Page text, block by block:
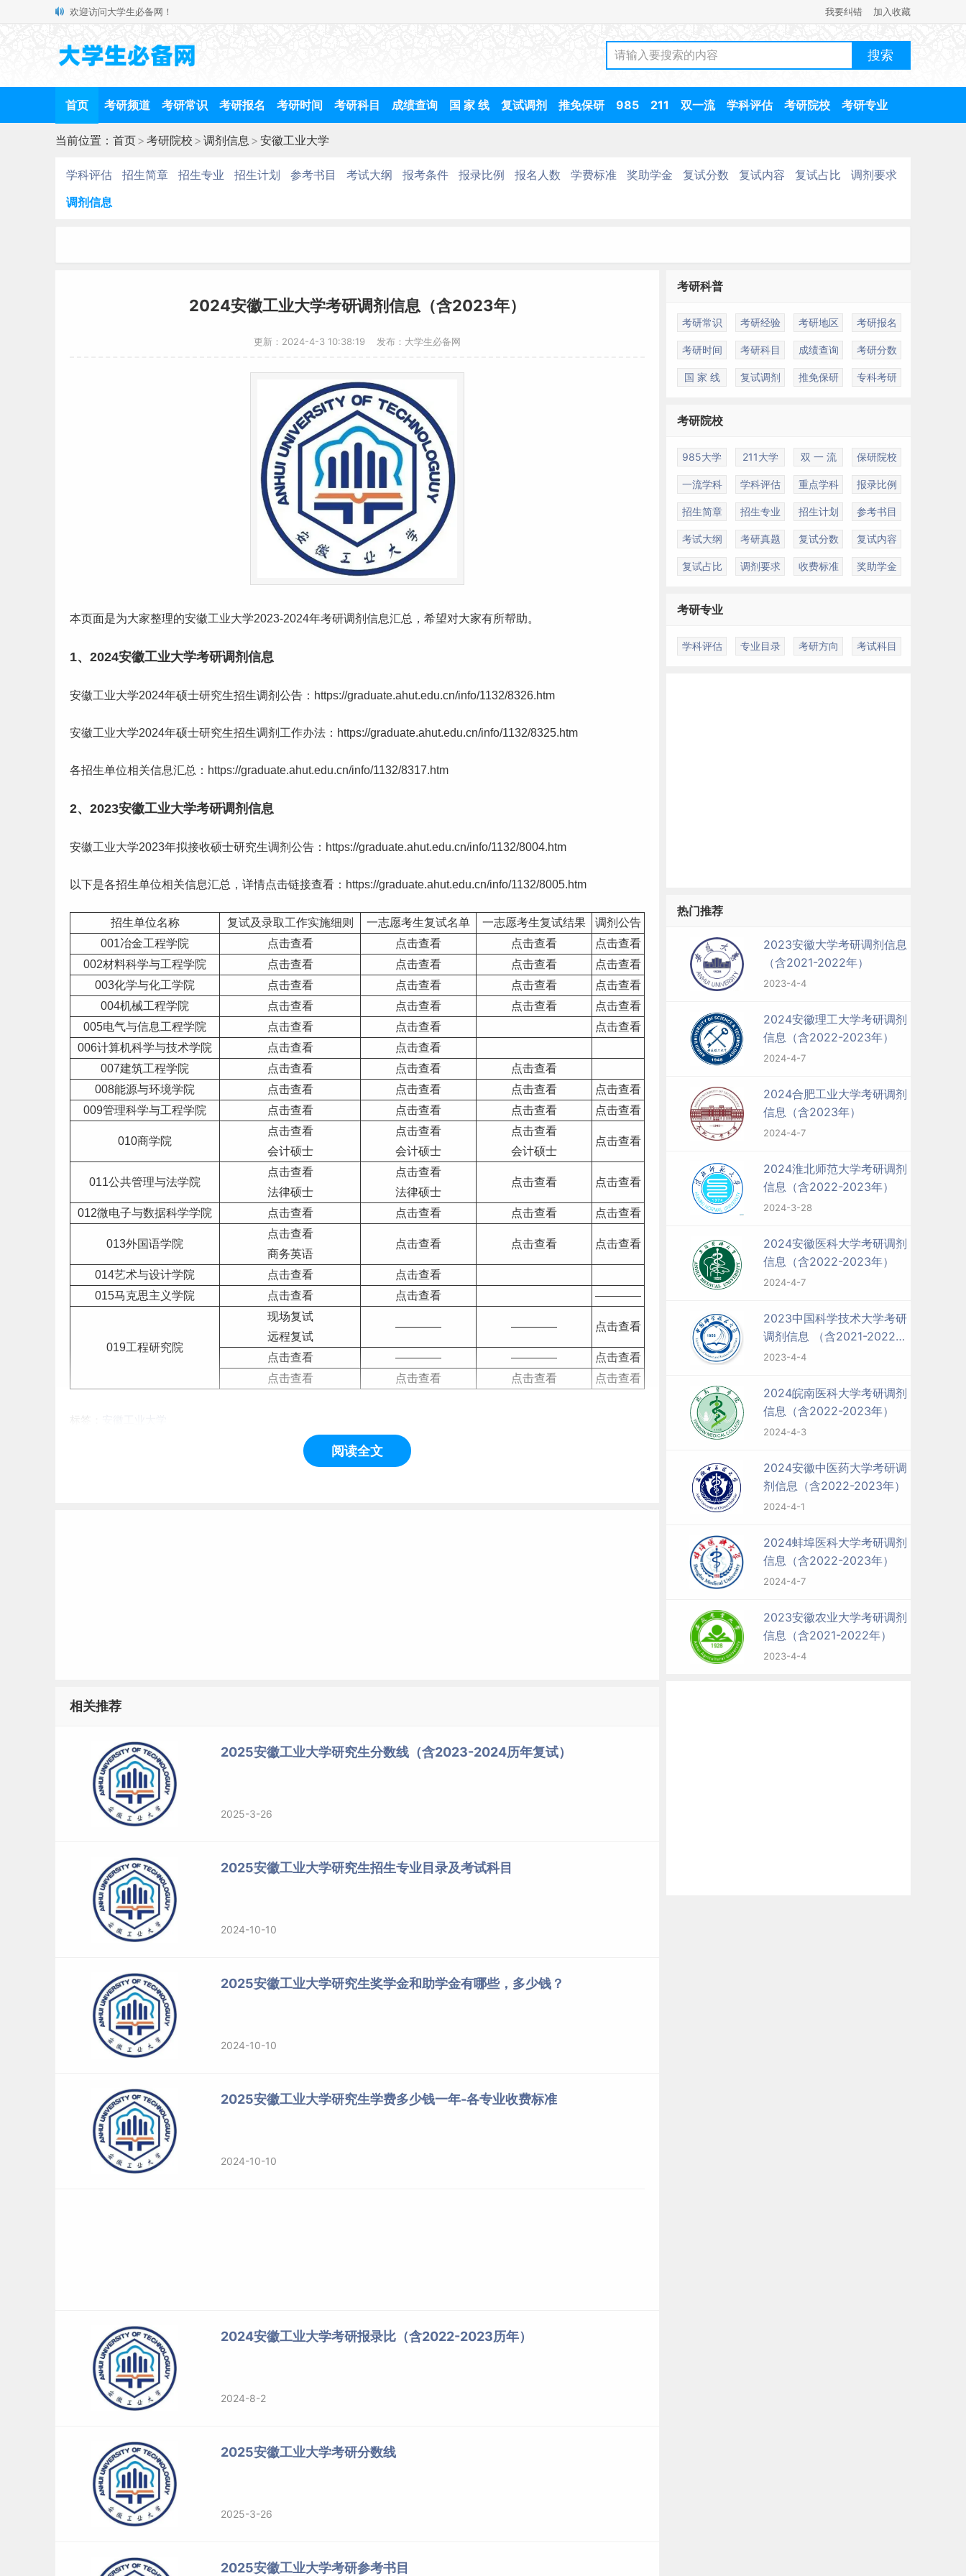
欢迎访问大学生必备网！ 我要纠错 加入收藏
首页 考研频道 考研常识 考研报名 考研时间 考研科目 成绩查询 国 家 线 复试调剂 推免保研 985 211 双一流 学科评估 考研院校 考研专业
当前位置： 首页> 考研院校 > 调剂信息 > 安徽工业大学
学科评估 招生简章 招生专业 招生计划 参考书目 考试大纲 报考条件 报录比例 报名人数 学费标准 奖助学金 复试分数 复试内容 复试占比
调剂要求
调剂信息
2024安徽工业大学考研调剂信息（含2023年）
更新：2024-4-3 10:38:19 发布：大学生必备网
本页面是为大家整理的安徽工业大学2023-2024年考研调剂信息汇总，希望对大家有所帮助。
1、2024安徽工业大学考研调剂信息
安徽工业大学2024年硕士研究生招生调剂公告：https://graduate.ahut.edu.cn/info/1132/8326.htm
安徽工业大学2024年硕士研究生招生调剂 工作办法：https://graduate.ahut.edu.cn/info/1132/8325.htm
各招生单位相关信息汇总：https://graduate.ahut.edu.cn/info/1132/8317.htm
2、2023安徽工业大学考研调剂信息
安徽工业大学2023年拟接收硕士研究生调剂公告：https://graduate.ahut.edu.cn/info/1132/8004.htm
以下是各招生单位相关信息汇总，详情点击链接查看：https://graduate.ahut.edu.cn/info/1132/8005.htm
招生单位名称 复试及录取工作实施细则 一志愿考生复试名单 一志愿考生复试结果
调剂公告
001冶金工程学院
点击查看 点击查看 点击查看
点击查看
002材料科学与工程学院
点击查看 点击查看 点击查看
点击查看
003化学与化工学院
点击查看 点击查看 点击查看
点击查看
004机械工程学院
点击查看 点击查看 点击查看
点击查看
005电气与信息工程学院
点击查看 点击查看
点击查看
006计算机科学与技术学院 点击查看
点击查看
007建筑工程学院
点击查看 点击查看
点击查看
008能源与环境学院
点击查看 点击查看 点击查看
点击查看
009管理科学与工程学院
点击查看 点击查看 点击查看 点击查看
010商学院
点击查看
会计硕士
点击查看
会计硕士
点击查看
会计硕士
点击查看
011公共管理与法学院
点击查看
法律硕士
点击查看
法律硕士
点击查看 点击查看
012微电子与数据科学学院 点击查看 点击查看 点击查看 点击查看
013外国语学院
点击查看
商务英语
点击查看 点击查看 点击查看
014艺术与设计学院 点击查看
点击查看
015马克思主义学院
点击查看 点击查看 ————
019工程研究院
现场复试
远程复试
———— ———— 点击查看
点击查看 ———— ————
点击查看
点击查看
点击查看 点击查看 点击查看
标签：
阅读全文
相关推荐
2025安徽工业大学研究生分数线（含2023-2024历年复试）
2025-3-26
2025安徽工业大学研究生招生专业目录及考试科目
2024-10-10
2025安徽工业大学研究生奖学金和助学金有哪些，多少钱？
2024-10-10
2025安徽工业大学研究生学费多少钱一年-各专业收费标准
2024-10-10
2024安徽工业大学考研报录比（含2022-2023历年）
2024-8-2
2025安徽工业大学考研分数线
2025-3-26
2025安徽工业大学考研参考书目
考研科普
考研常识 考研经验 考研地区 考研报名
考研时间 考研科目 成绩查询 考研分数
国 家 线 复试调剂 推免保研 专科考研
考研院校
985大学 211大学 双 一 流 保研院校
一流学科 学科评估 重点学科 报录比例
招生简章 招生专业 招生计划 参考书目
考试大纲 考研真题 复试分数 复试内容
复试占比 调剂要求 收费标准 奖助学金
考研专业
学科评估 专业目录 考研方向 考试科目
热门推荐
2023安徽大学考研调剂信息
（含2021-2022年）
2023-4-4
2024安徽理工大学考研调剂
信息（含2022-2023年）
2024-4-7
2024合肥工业大学考研调剂
信息（含2023年）
2024-4-7
2024淮北师范大学考研调剂
信息（含2022-2023年）
2024-3-28
2024安徽医科大学考研调剂
信息（含2022-2023年）
2024-4-7
2023中国科学技术大学考研
调剂信息 （含2021-2022
年）
2023-4-4
2024皖南医科大学考研调剂
信息（含2022-2023年）
2024-4-3
2024安徽中医药大学考研调
剂信息（含2022-2023年）
2024-4-1
2024蚌埠医科大学考研调剂
信息（含2022-2023年）
2024-4-7
2023安徽农业大学考研调剂
信息（含2021-2022年）
2023-4-4